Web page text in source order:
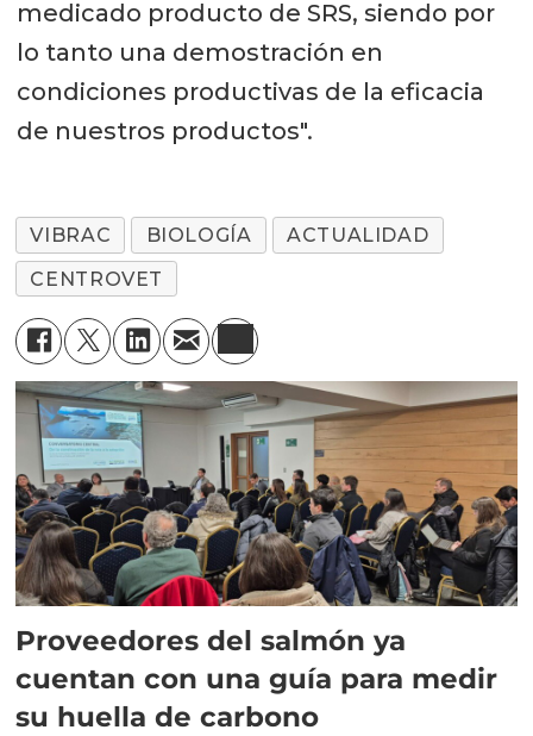
medicado producto de SRS, siendo por
lo tanto una demostración en
condiciones productivas de la eficacia
de nuestros productos".
VIBRAC BIOLOGÍA
ACTUALIDAD
CENTROVET
Proveedores del salmón ya
cuentan con una guía para medir
su huella de carbono